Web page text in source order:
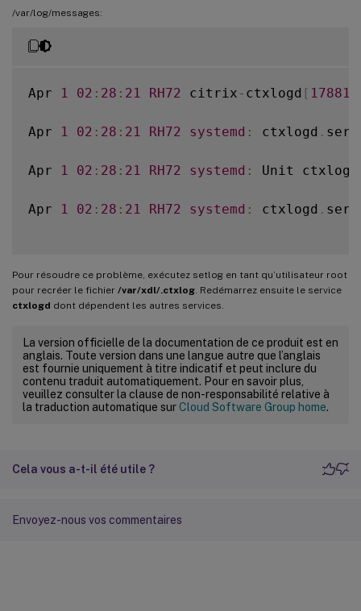
/var/log/messages:
Apr 1 02 : 28 : 21 RH72 citrix - ctxlogd [ 17881
Apr 1 02 : 28 : 21 RH72 systemd : ctxlogd .
Apr 1 02 : 28 : 21 RH72 systemd : Unit ctxlogd
Apr 1 02 : 28 : 21 RH72 systemd : ctxlogd .
Pour résoudre ce problème, exécutez setlog en tant qu’utilisateur root
pour recréer le fichier /var/xdl/.ctxlog . Redémarrez ensuite le service
ctxlogd dont dépendent les autres services.
La version officielle de la documentation de ce produit est en
anglais. Toute version dans une langue autre que l’anglais
est fournie uniquement à titre indicatif et peut inclure du
contenu traduit automatiquement. Pour en savoir plus,
veuillez consulter la clause de non-responsabilité relative à
la traduction automatique surCloud Software Group home.
Cela vous a-t-il été utile ?
Envoyez-nous vos commentaires